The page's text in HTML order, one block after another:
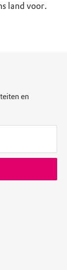
land voor.
en